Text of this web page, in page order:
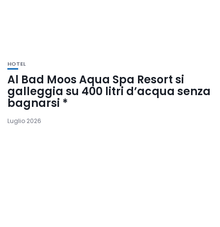
HOTEL
Al Bad Moos Aqua Spa Resort si
galleggia su 400 litri d’acqua senza
bagnarsi *
Luglio 2026